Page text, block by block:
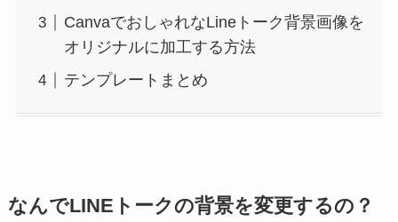
CanvaでおしゃれなLineトーク背景画像を
オリジナルに加工する方法
テンプレートまとめ
なんでLINEトークの背景を変更するの？